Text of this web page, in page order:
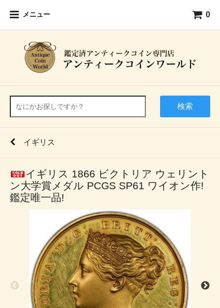
メニュー 0
検索
イギリス
イギリス 1866 ビクトリア ウェリント
ン大学賞メダル PCGS SP61 ワイオン作!
鑑定唯一品!